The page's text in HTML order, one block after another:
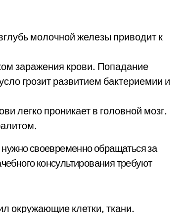
молочной железы приводит к
заражения крови. Попадание
грозит развитием бактериемии и
легко проникает в головной мозг.
своевременно обращаться за
консультирования требуют
окружающие клетки, ткани.